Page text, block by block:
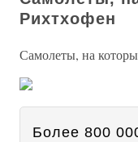
Рихтхофен
Самолеты, на
Более 800